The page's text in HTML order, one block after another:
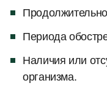
Периода
Наличия или
организма.